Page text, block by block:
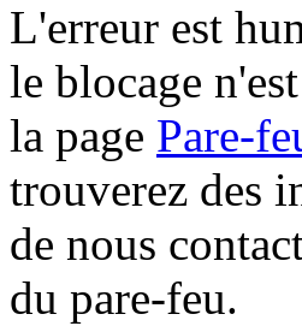
L'erreur est
le blocage
la page Pare-
trouverez des
de nous
du pare-feu.